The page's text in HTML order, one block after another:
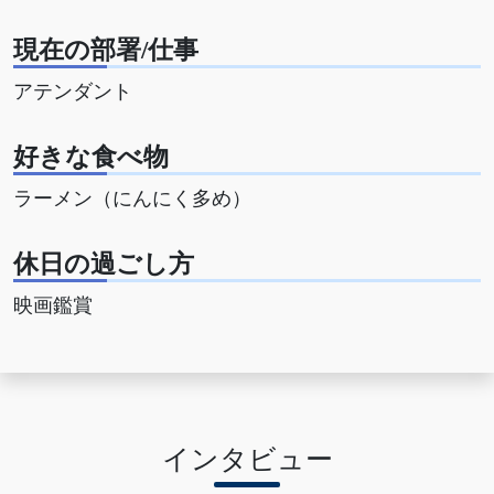
現在の部署/仕事
アテンダント
好きな食べ物
ラーメン（にんにく多め）
休日の過ごし方
映画鑑賞
インタビュー